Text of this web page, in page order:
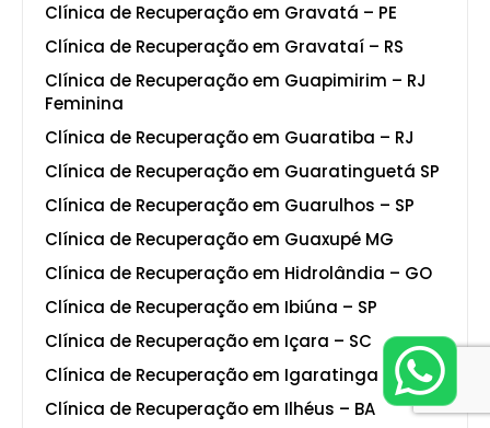
Clínica de Recuperação em Gravatá – PE
Clínica de Recuperação em Gravataí – RS
Clínica de Recuperação em Guapimirim – RJ
Feminina
Clínica de Recuperação em Guaratiba – RJ
Clínica de Recuperação em Guaratinguetá SP
Clínica de Recuperação em Guarulhos – SP
Clínica de Recuperação em Guaxupé MG
Clínica de Recuperação em Hidrolândia – GO
Clínica de Recuperação em Ibiúna – SP
Clínica de Recuperação em Içara – SC
Clínica de Recuperação em Igaratinga – MG
Clínica de Recuperação em Ilhéus – BA